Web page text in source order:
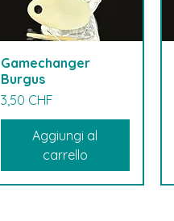
Gamechanger
Burgus
Prezzo
3,50 CHF
Aggiungi al
carrello